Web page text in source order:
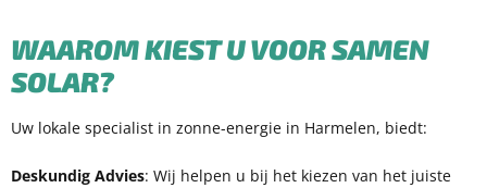
WAAROM KIEST U VOOR SAMEN
SOLAR?
Uw lokale specialist in zonne-energie in Harmelen, biedt:
Deskundig Advies: Wij helpen u bij het kiezen van het juiste